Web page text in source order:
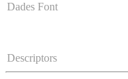
Dades Font
Descriptors